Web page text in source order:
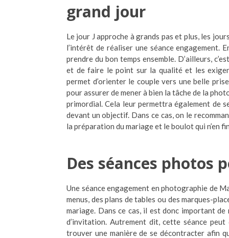
grand jour
Le jour J approche à grands pas et plus, les
l’intérêt de réaliser une séance engagement.
prendre du bon temps ensemble. D’ailleurs,
et de faire le point sur la qualité et les
permet d’orienter le couple vers une belle
pour assurer de mener à bien la tâche de la
primordial. Cela leur permettra également de
devant un objectif. Dans ce cas, on le
la préparation du mariage et le boulot qui n’en
Des séances photos
Une séance engagement en photographie de
menus, des plans de tables ou des marques-
mariage. Dans ce cas, il est donc important
d’invitation. Autrement dit, cette séance
trouver une manière de se décontracter afin